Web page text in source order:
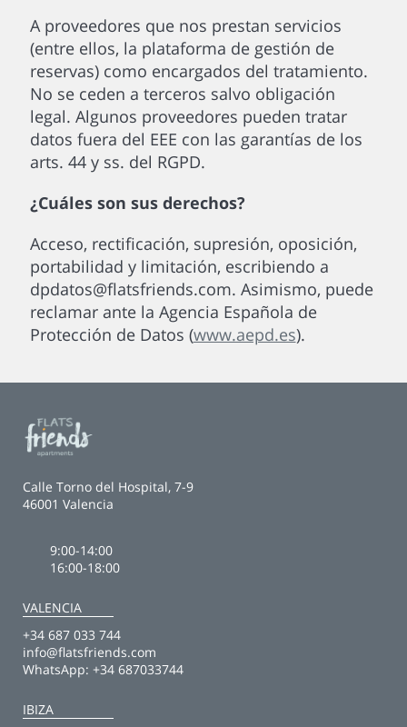
A proveedores que nos prestan servicios
(entre ellos, la plataforma de gestión de
reservas) como encargados del tratamiento.
No se ceden a terceros salvo obligación
legal. Algunos proveedores pueden tratar
datos fuera del EEE con las garantías de los
arts. 44 y ss. del RGPD.
¿Cuáles son sus derechos?
Acceso, rectificación, supresión, oposición,
portabilidad y limitación, escribiendo a
dpdatos@flatsfriends.com. Asimismo, puede
reclamar ante la Agencia Española de
Protección de Datos (www.aepd.es).
Calle Torno del Hospital, 7-9
46001 Valencia
9:00-14:00
16:00-18:00
VALENCIA
+34 687 033 744
info@flatsfriends.com
WhatsApp: +34 687033744
IBIZA